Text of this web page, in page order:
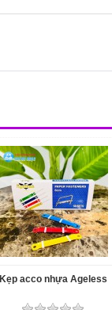
Kẹp acco nhựa Ageless